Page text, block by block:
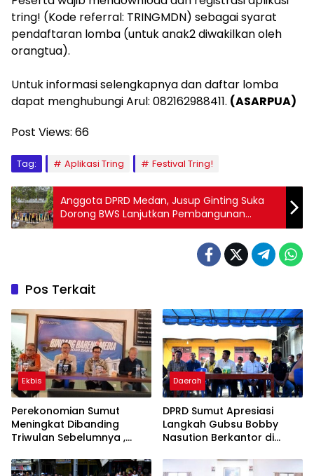
tring! (Kode referral: TRINGMDN) sebagai syarat
pendaftaran lomba (untuk anak2 diwakilkan oleh
orangtua).
‎Untuk informasi selengkapnya dan daftar lomba
dapat menghubungi Arul: 082162988411. (ASARPUA)
Post Views: 66
Tag: Aplikasi Tring Festival Tring!
Anggota DPRD Medan, Jusup Ginting Suka
Dorong BWS Lanjutkan Pembangunan
Bronjong di Medan Johor
Pos Terkait
Ekbis
Perekonomian Sumut
Meningkat Dibanding
Triwulan Sebelumnya ,
Daerah
DPRD Sumut Apresiasi
Langkah Gubsu Bobby
Nasution Berkantor di
Pembangunan